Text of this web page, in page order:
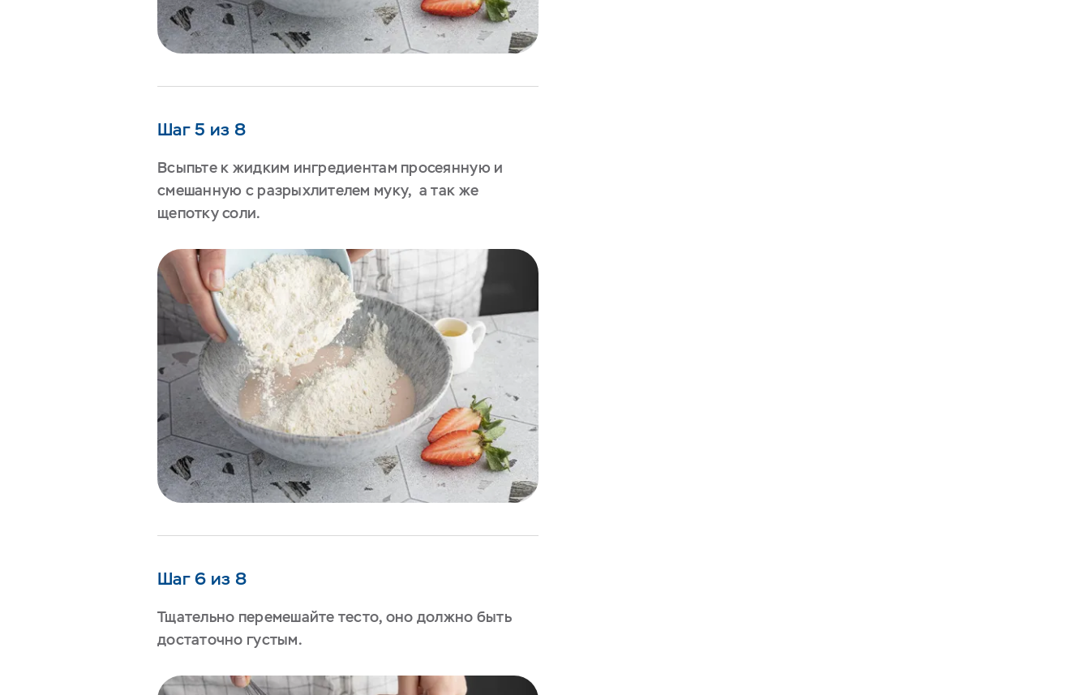
Шаг 5 из 8
Всыпьте к жидким ингредиентам просеянную и
смешанную с разрыхлителем муку, а так же
щепотку соли.
Шаг 6 из 8
Тщательно перемешайте тесто, оно должно быть
достаточно густым.